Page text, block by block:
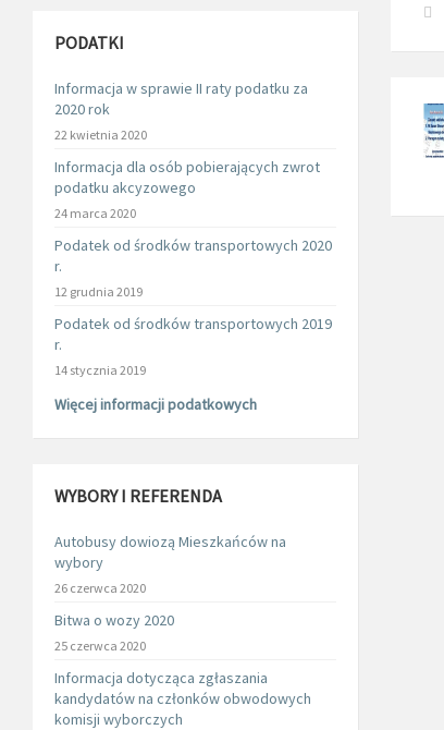
PODATKI
Informacja w sprawie II raty podatku za
2020 rok
22 kwietnia 2020
Informacja dla osób pobierających zwrot
podatku akcyzowego
24 marca 2020
Podatek od środków transportowych 2020
r.
12 grudnia 2019
Podatek od środków transportowych 2019
r.
14 stycznia 2019
Więcej informacji podatkowych
WYBORY I REFERENDA
Autobusy dowiozą Mieszkańców na
wybory
26 czerwca 2020
Bitwa o wozy 2020
25 czerwca 2020
Informacja dotycząca zgłaszania
kandydatów na członków obwodowych
komisji wyborczych